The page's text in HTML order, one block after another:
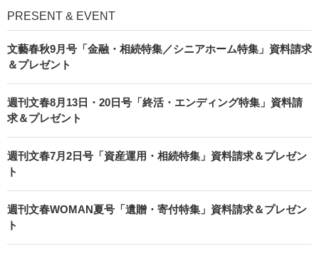
PRESENT & EVENT
文藝春秋9月号「金融・相続特集／シニアホーム特集」資料請求
＆プレゼント
週刊文春8月13日・20日号「終活・エンディング特集」資料請
求＆プレゼント
週刊文春7月2日号「資産運用・相続特集」資料請求＆プレゼン
ト
週刊文春WOMAN夏号「遺贈・寄付特集」資料請求＆プレゼン
ト